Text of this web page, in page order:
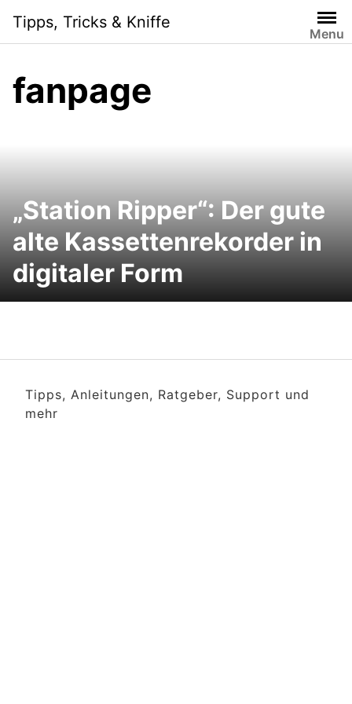
content
Tipps, Tricks & Kniffe
Menu
fanpage
„Station Ripper“: Der gute
alte Kassettenrekorder in
digitaler Form
Tipps, Anleitungen, Ratgeber, Support und
mehr